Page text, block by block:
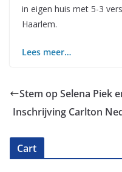
in eigen huis met 5-3
Haarlem.
Lees meer…
Stem op Selena Piek
Inschrijving Carlton
Cart